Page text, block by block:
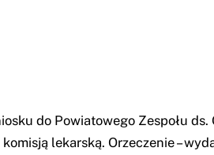
do Powiatowego Zespołu
lekarską. Orzeczenie –